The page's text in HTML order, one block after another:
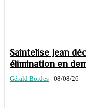
Saintelise Jean
élimination en
Gérald Bordes - 08/08/26